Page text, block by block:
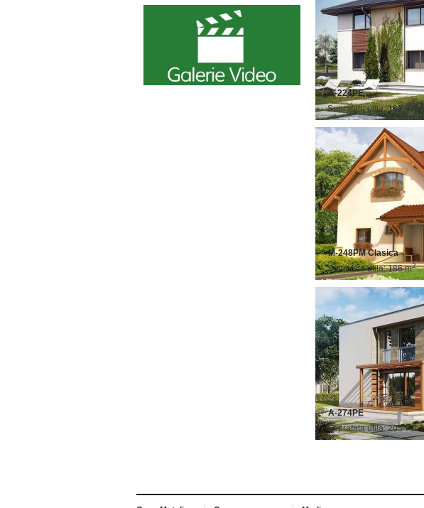
A-224PE
Suprafata utila: 167.8 m2
M-248PM Clasica
Suprafata utila: 186 m2
A-274PE
Suprafata utila: 205.7 m2